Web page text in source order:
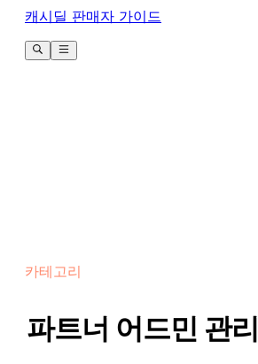
캐시딜 판매자 가이드
카테고리
파트너 어드민 관리